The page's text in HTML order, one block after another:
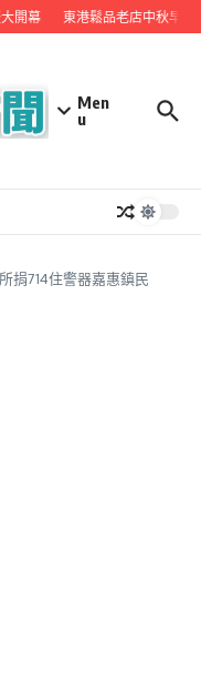
開幕 東港鬆品老店中秋早鳥
Men
u
捐714住警器嘉惠鎮民